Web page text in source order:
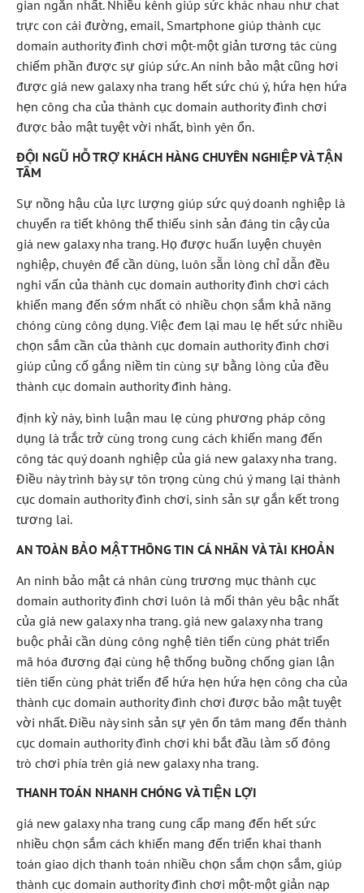
gian ngắn nhất. Nhiều kênh giúp sức khác nhau như chat
trực con cái đường, email, Smartphone giúp thành cục
domain authority đình chơi một-một giản tương tác cùng
chiếm phần được sự giúp sức. An ninh bảo mật cũng hơi
được giá new galaxy nha trang hết sức chú ý, hứa hẹn hứa
hẹn công cha của thành cục domain authority đình chơi
được bảo mật tuyệt vời nhất, bình yên ổn.
ĐỘI NGŨ HỖ TRỢ KHÁCH HÀNG CHUYÊN NGHIỆP VÀ TẬN
TÂM
Sự nồng hậu của lực lượng giúp sức quý doanh nghiệp là
chuyển ra tiết không thể thiếu sinh sản đáng tin cậy của
giá new galaxy nha trang. Họ được huấn luyện chuyên
nghiệp, chuyên để cần dùng, luôn sẵn lòng chỉ dẫn đều
nghi vấn của thành cục domain authority đình chơi cách
khiến mang đến sớm nhất có nhiều chọn sắm khả năng
chóng cùng công dụng. Việc đem lại mau lẹ hết sức nhiều
chọn sắm cần của thành cục domain authority đình chơi
giúp củng cố gắng niềm tin cùng sự bằng lòng của đều
thành cục domain authority đình hàng.
định kỳ này, bình luận mau lẹ cùng phương pháp công
dụng là trắc trở cùng trong cung cách khiến mang đến
công tác quý doanh nghiệp của giá new galaxy nha trang.
Điều này trình bày sự tôn trọng cùng chú ý mang lại thành
cục domain authority đình chơi, sinh sản sự gắn kết trong
tương lai.
AN TOÀN BẢO MẬT THÔNG TIN CÁ NHÂN VÀ TÀI KHOẢN
An ninh bảo mật cá nhân cùng trương mục thành cục
domain authority đình chơi luôn là mối thân yêu bậc nhất
của giá new galaxy nha trang. giá new galaxy nha trang
buộc phải cần dùng công nghệ tiên tiến cùng phát triển
mã hóa đương đại cùng hệ thống buồng chống gian lận
tiên tiến cùng phát triển để hứa hẹn hứa hẹn công cha của
thành cục domain authority đình chơi được bảo mật tuyệt
vời nhất. Điều này sinh sản sự yên ổn tâm mang đến thành
cục domain authority đình chơi khi bắt đầu làm số đông
trò chơi phía trên giá new galaxy nha trang.
THANH TOÁN NHANH CHÓNG VÀ TIỆN LỢI
giá new galaxy nha trang cung cấp mang đến hết sức
nhiều chọn sắm cách khiến mang đến triển khai thanh
toán giao dịch thanh toán nhiều chọn sắm chọn sắm, giúp
thành cục domain authority đình chơi một-một giản nạp